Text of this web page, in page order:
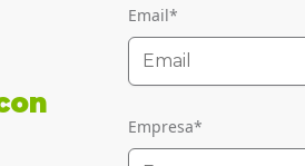
Email*
Empresa*